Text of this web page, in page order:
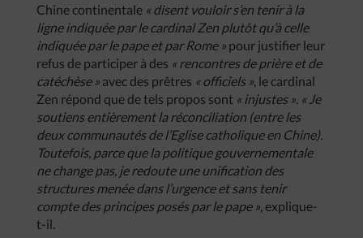
Chine continentale « disent vouloir s’en tenir à la
ligne indiquée par le cardinal Zen plutôt qu’à celle
indiquée par le pape et par Rome » pour justifier leur
refus de participer à des « rencontres de prière et de
catéchèse » avec des prêtres « officiels », le cardinal
Zen répond que de tels propos sont « injustes ». « Je
soutiens entièrement la réconciliation (entre les
deux communautés de l’Eglise catholique en Chine).
Toutefois, parce que la politique gouvernementale
ne change pas, je redoute une unification des
structures menée dans l’urgence et sans tenir
compte des principes posés par le pape », explique-
t-il.